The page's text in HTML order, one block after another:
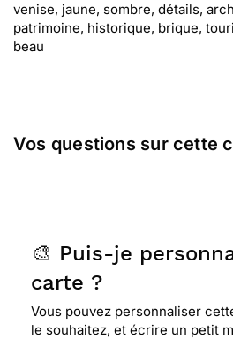
venise, jaune, sombre, détails,
patrimoine, historique, brique,
beau
Vos questions sur cette
🎨 Puis-je
carte ?
Vous pouvez personnaliser
le souhaitez, et écrire un petit